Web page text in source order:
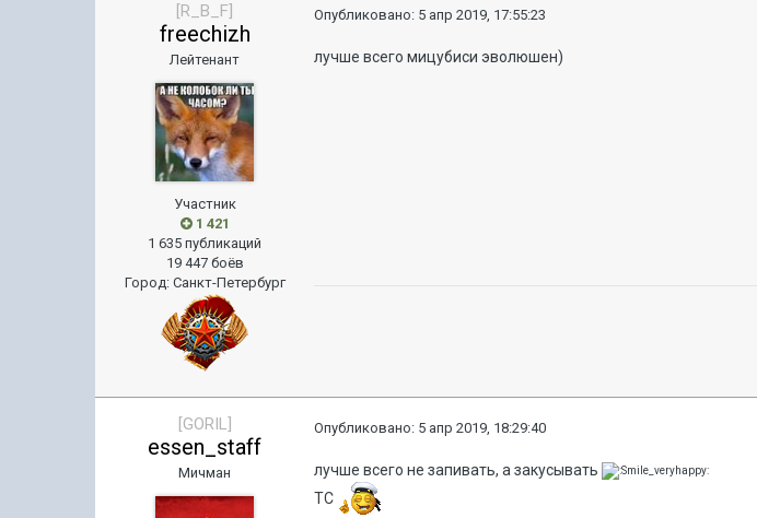
[R_B_F]
freechizh
Лейтенант
Участник
1 421
1 635 публикаций
19 447 боёв
Город: Санкт-Петербург
Опубликовано: 5 апр 2019, 17:55:23
лучше всего мицубиси эволюшен)
[GORIL]
essen_staff
Мичман
Опубликовано: 5 апр 2019, 18:29:40
лучше всего не запивать, а закусывать
ТС